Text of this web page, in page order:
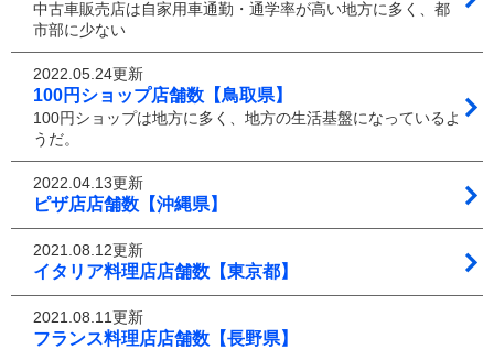
中古車販売店は自家用車通勤・通学率が高い地方に多く、都
市部に少ない
2022.05.24更新
100円ショップ店舗数【鳥取県】
100円ショップは地方に多く、地方の生活基盤になっているよ
うだ。
2022.04.13更新
ピザ店店舗数【沖縄県】
2021.08.12更新
イタリア料理店店舗数【東京都】
2021.08.11更新
フランス料理店店舗数【長野県】